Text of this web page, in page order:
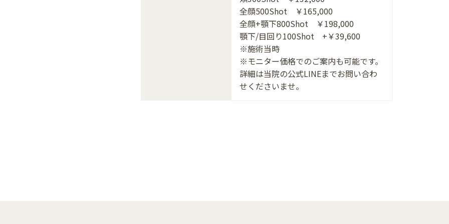
全顔500Shot ￥165,000
全顔+顎下800Shot ￥198,000
顎下/目回り100Shot +￥39,600
※施術当時
※モニター価格でのご案内も可能です。
詳細は当院の公式LINEまでお問い合わ
せくださいませ。